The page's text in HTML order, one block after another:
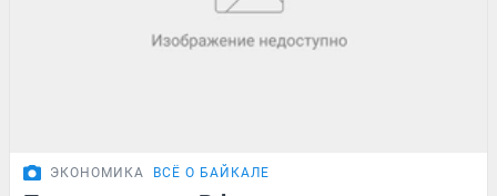
ЭКОНОМИКА ВСЁ О БАЙКАЛЕ